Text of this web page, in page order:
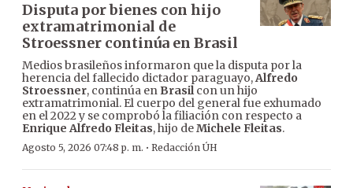
Disputa por bienes con hijo
extramatrimonial de
Stroessner continúa en Brasil
Medios brasileños informaron que la disputa por la
herencia del fallecido dictador paraguayo,Alfredo
Stroessner, continúa en Brasilcon un hijo
extramatrimonial. El cuerpo del general fue exhumado
en el 2022 y se comprobó la filiación con respecto a
Enrique Alfredo Fleitas, hijo deMichele Fleitas.
Agosto 5, 2026 07:48 p. m. · Redacción ÚH